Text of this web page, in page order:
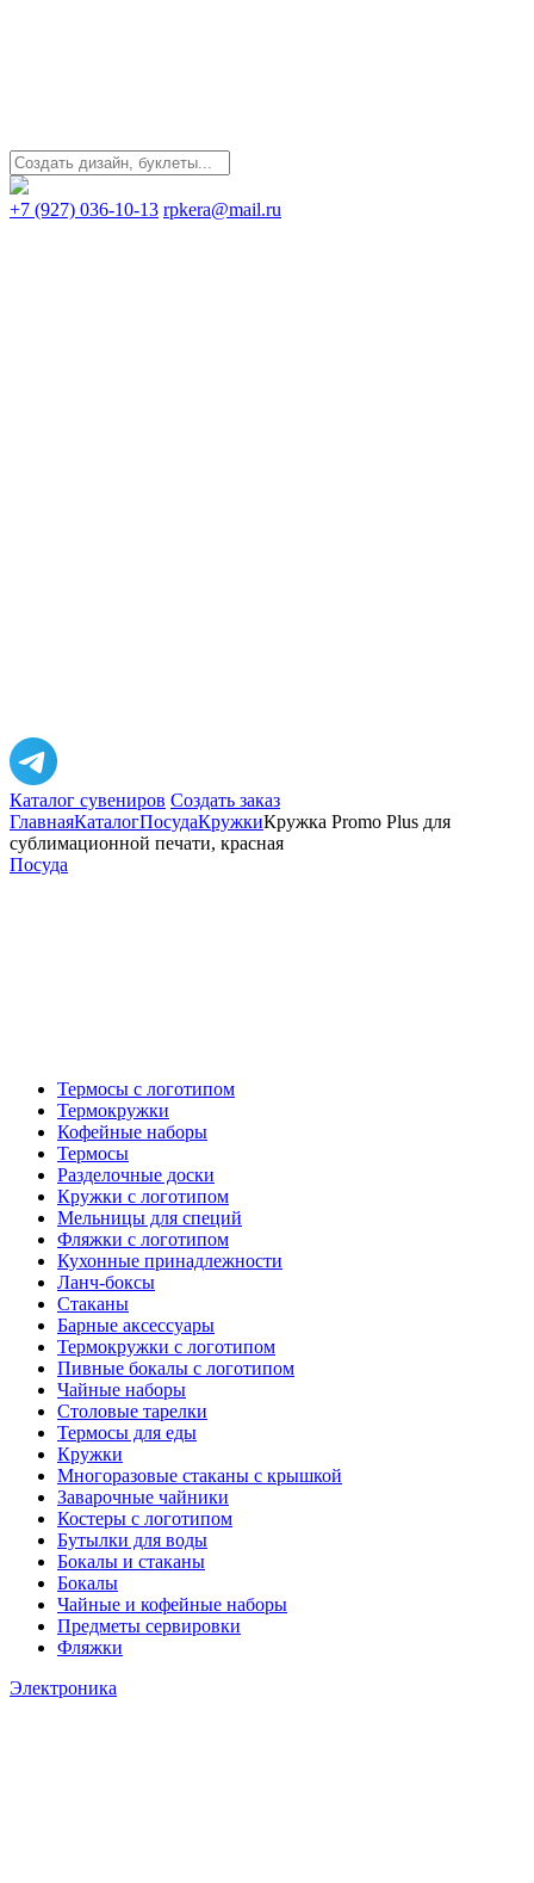
+7 (927) 036-10-13 rpkera@mail.ru
Каталог сувениров Создать заказ
ГлавнаяКаталогПосудаКружкиКружка Promo Plus для
сублимационной печати, красная
Посуда
Термосы с логотипом
Термокружки
Кофейные наборы
Термосы
Разделочные доски
Кружки с логотипом
Мельницы для специй
Фляжки с логотипом
Кухонные принадлежности
Ланч-боксы
Стаканы
Барные аксессуары
Термокружки с логотипом
Пивные бокалы с логотипом
Чайные наборы
Столовые тарелки
Термосы для еды
Кружки
Многоразовые стаканы с крышкой
Заварочные чайники
Костеры с логотипом
Бутылки для воды
Бокалы и стаканы
Бокалы
Чайные и кофейные наборы
Предметы сервировки
Фляжки
Электроника